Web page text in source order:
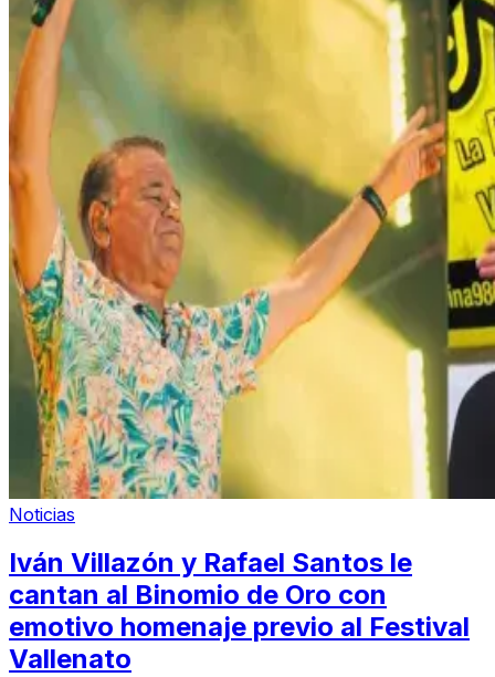
Noticias
Iván Villazón y Rafael Santos le
cantan al Binomio de Oro con
emotivo homenaje previo al Festival
Vallenato